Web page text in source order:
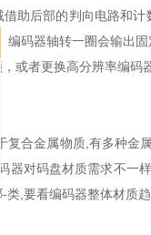
助后部的判向电路和
码器轴转一圈会输出
或者更换高分辨率编码器
合金属物质,有多种金
对码盘材质需求不一
,要看编码器整体材质